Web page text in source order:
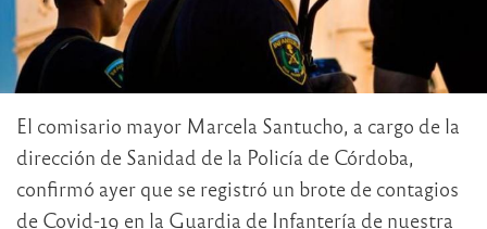
El comisario mayor Marcela Santucho, a cargo de la
dirección de Sanidad de la Policía de Córdoba,
confirmó ayer que se registró un brote de contagios
de Covid-19 en la Guardia de Infantería de nuestra